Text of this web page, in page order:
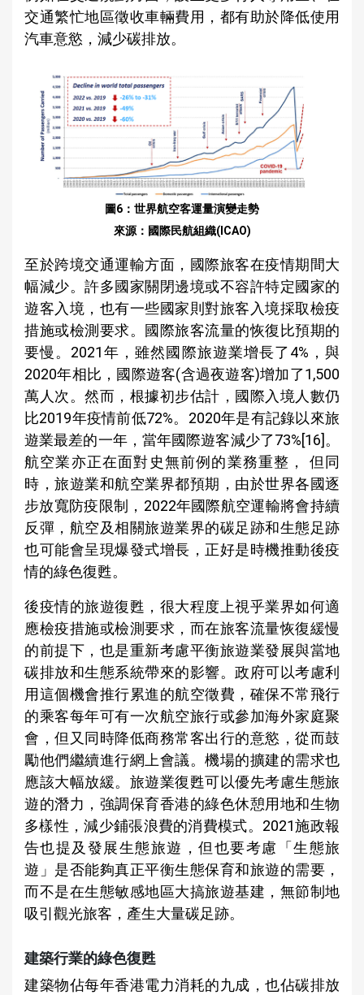
交通繁忙地區徵收車輛費用，都有助於降低使用
汽車意慾，減少碳排放。
圖6：世界航空客運量演變走勢
來源：國際民航組織(ICAO)
至於跨境交通運輸方面，國際旅客在疫情期間大
幅減少。許多國家關閉邊境或不容許特定國家的
遊客入境，也有一些國家則對旅客入境採取檢疫
措施或檢測要求。國際旅客流量的恢復比預期的
要慢。2021年，雖然國際旅遊業增長了4%，與
2020年相比，國際遊客(含過夜遊客)增加了1,500
萬人次。然而，根據初步估計，國際入境人數仍
比2019年疫情前低72%。2020年是有記錄以來旅
遊業最差的一年，當年國際遊客減少了73%[16]。
航空業亦正在面對史無前例的業務重整， 但同
時，旅遊業和航空業界都預期，由於世界各國逐
步放寬防疫限制，2022年國際航空運輸將會持續
反彈，航空及相關旅遊業界的碳足跡和生態足跡
也可能會呈現爆發式增長，正好是時機推動後疫
情的綠色復甦。
後疫情的旅遊復甦，很大程度上視乎業界如何適
應檢疫措施或檢測要求，而在旅客流量恢復緩慢
的前提下，也是重新考慮平衡旅遊業發展與當地
碳排放和生態系統帶來的影響。政府可以考慮利
用這個機會推行累進的航空徵費，確保不常飛行
的乘客每年可有一次航空旅行或參加海外家庭聚
會，但又同時降低商務常客出行的意慾，從而鼓
勵他們繼續進行網上會議。機場的擴建的需求也
應該大幅放緩。旅遊業復甦可以優先考慮生態旅
遊的潛力，強調保育香港的綠色休憩用地和生物
多樣性，減少鋪張浪費的消費模式。2021施政報
告也提及發展生態旅遊，但也要考慮「生態旅
遊」是否能夠真正平衡生態保育和旅遊的需要，
而不是在生態敏感地區大搞旅遊基建，無節制地
吸引觀光旅客，產生大量碳足跡。
建築行業的綠色復甦
建築物佔每年香港電力消耗的九成，也佔碳排放